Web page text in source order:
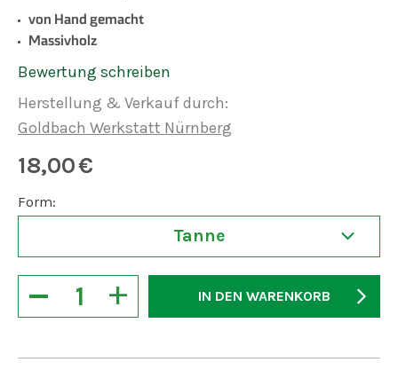
von Hand gemacht
Massivholz
Bewertung schreiben
Herstellung & Verkauf durch:
Goldbach Werkstatt Nürnberg
18,00€
Form:
Tanne
+
− IN DEN WARENKORB